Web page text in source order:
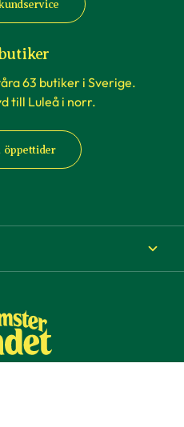
63 butiker i Sverige.
till Luleå i norr.
öppettider